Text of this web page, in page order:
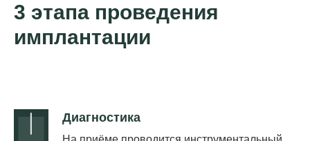
3 этапа проведения
имплантации
Диагностика